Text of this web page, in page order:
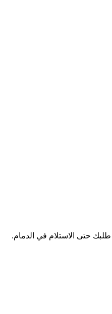
حتى الاستلام في الدمام.